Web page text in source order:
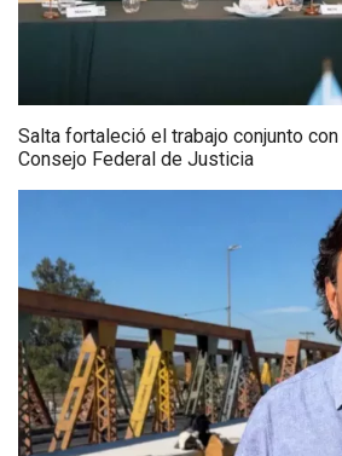
Salta fortaleció el trabajo conjunto
Consejo Federal de Justicia